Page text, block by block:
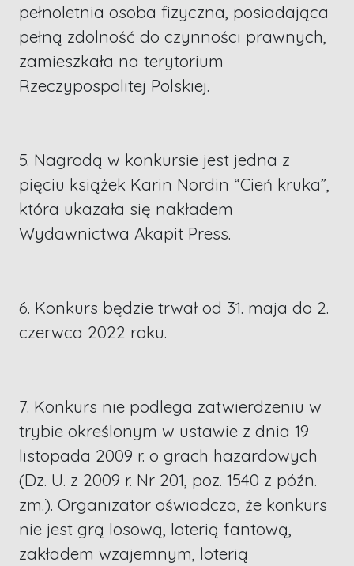
pełnoletnia osoba fizyczna, posiadająca
pełną zdolność do czynności prawnych,
zamieszkała na terytorium
Rzeczypospolitej Polskiej.
5. Nagrodą w konkursie jest jedna z
pięciu książek Karin Nordin “Cień kruka”,
która ukazała się nakładem
Wydawnictwa Akapit Press.
6. Konkurs będzie trwał od 31. maja do 2.
czerwca 2022 roku.
7. Konkurs nie podlega zatwierdzeniu w
trybie określonym w ustawie z dnia 19
listopada 2009 r. o grach hazardowych
(Dz. U. z 2009 r. Nr 201, poz. 1540 z późn.
zm.). Organizator oświadcza, że konkurs
nie jest grą losową, loterią fantową,
zakładem wzajemnym, loterią